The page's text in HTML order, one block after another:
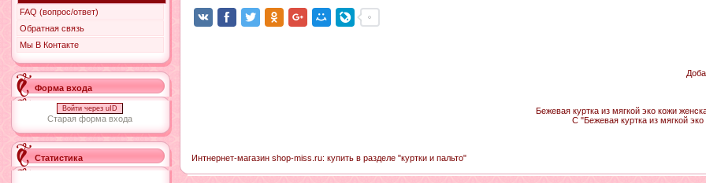
FAQ (вопрос/ответ)
Обратная связь
Мы В Контакте
Форма входа
Войти через uID
Старая форма входа
Статистика
Бежевая куртка из мягкой эко кожи
С "Бежевая куртка из мягкой
Интнернет-магазин shop-miss.ru: купить в разделе "куртки и пальто"